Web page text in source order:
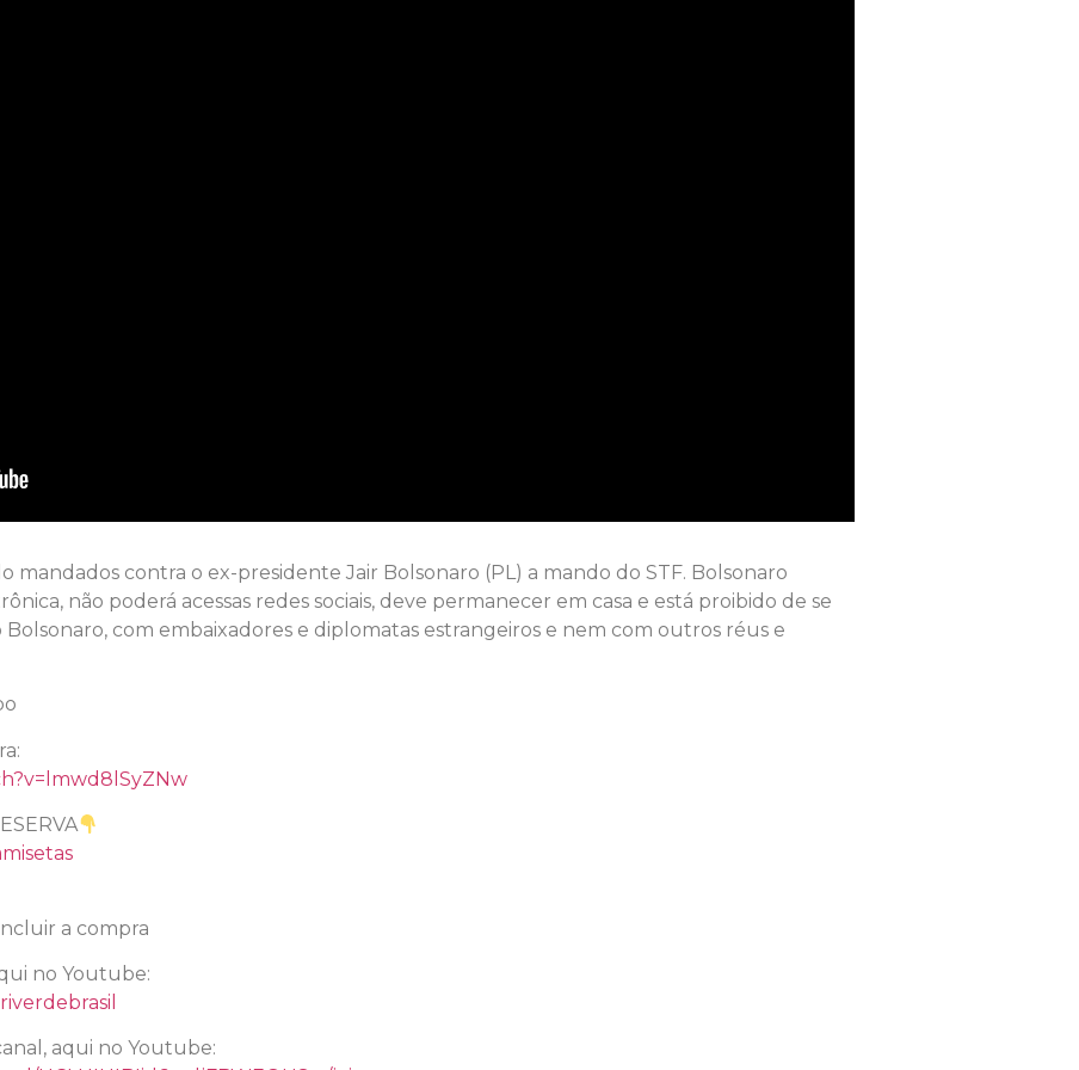
mandados contra o ex-presidente Jair Bolsonaro (PL) a mando do STF. Bolsonaro
não poderá acessas redes sociais, deve permanecer em casa e está proibido de se
com embaixadores e diplomatas estrangeiros e nem com outros réus e
a compra
no Youtube:
aqui no Youtube: